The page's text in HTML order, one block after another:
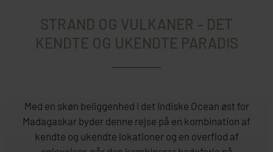
STRAND OG VULKANER – DET
KENDTE OG UKENDTE PARADIS
Med en skøn beliggenhed i det Indiske Ocean øst for
Madagaskar byder denne rejse på en kombination af
kendte og ukendte lokationer og en overflod af